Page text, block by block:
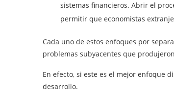
sistemas financieros. Abrir el
permitir que economistas
Cada uno de estos enfoques por
problemas subyacentes que
En efecto, si este es el mejor enfoque
desarrollo.